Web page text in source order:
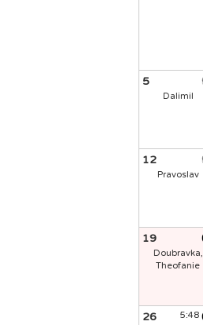
5
Dalimil
12
Pravoslav
19
Doubravka,
Theofanie
26
5:48